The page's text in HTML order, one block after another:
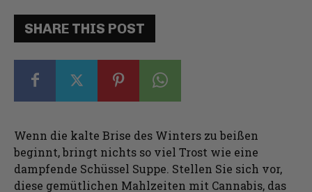
SHARE THIS POST
Wenn die kalte Brise des Winters zu beißen
beginnt, bringt nichts so viel Trost wie eine
dampfende Schüssel Suppe. Stellen Sie sich vor,
diese gemütlichen Mahlzeiten mit Cannabis, das